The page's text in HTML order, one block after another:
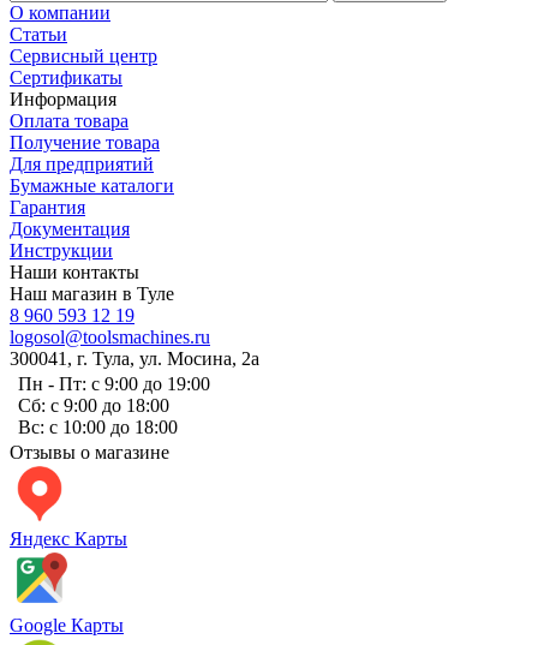
О компании
Статьи
Сервисный центр
Сертификаты
Информация
Оплата товара
Получение товара
Для предприятий
Бумажные каталоги
Гарантия
Документация
Инструкции
Наши контакты
Наш магазин в Туле
8 960 593 12 19
logosol@toolsmachines.ru
300041, г. Тула, ул. Мосина, 2а
Пн - Пт: с 9:00 до 19:00
Сб: с 9:00 до 18:00
Вс: с 10:00 до 18:00
Отзывы о магазине
Яндекс Карты
Google Карты